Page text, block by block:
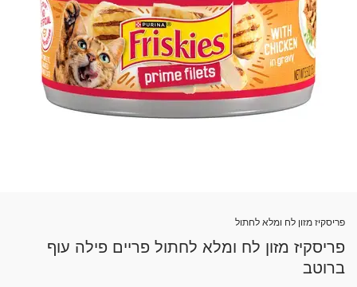
פריסקיז מזון לח ומלא לחתול
פריסקיז מזון לח ומלא לחתול פריים פילה עוף
ברוטב